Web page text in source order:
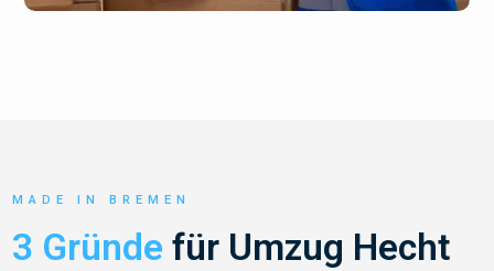
MADE IN BREMEN
3 Gründe für Umzug Hecht